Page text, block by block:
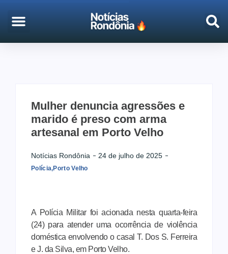
Mulher denuncia agressões e
marido é preso com arma
artesanal em Porto Velho
Notícias Rondônia 24 de julho de 2025
Polícia,Porto Velho
A Polícia Militar foi acionada nesta quarta-feira
(24) para atender uma ocorrência de violência
doméstica envolvendo o casal T. Dos S. Ferreira
e J. da Silva, em Porto Velho.